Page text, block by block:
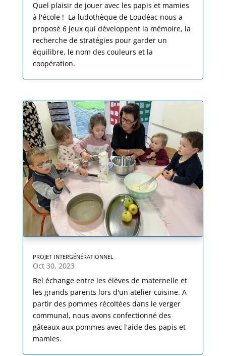
Quel plaisir de jouer avec les papis et mamies
à l'école ! La ludothèque de Loudéac nous a
proposé 6 jeux qui développent la mémoire, la
recherche de stratégies pour garder un
équilibre, le nom des couleurs et la
coopération.
projet intergénérationnel
Oct 30, 2023
Bel échange entre les élèves de maternelle et
les grands parents lors d'un atelier cuisine. A
partir des pommes récoltées dans le verger
communal, nous avons confectionné des
gâteaux aux pommes avec l'aide des papis et
mamies.